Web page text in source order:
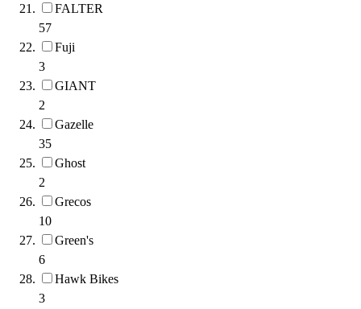
FALTER
57
Fuji
3
GIANT
2
Gazelle
35
Ghost
2
Grecos
10
Green's
6
Hawk Bikes
3